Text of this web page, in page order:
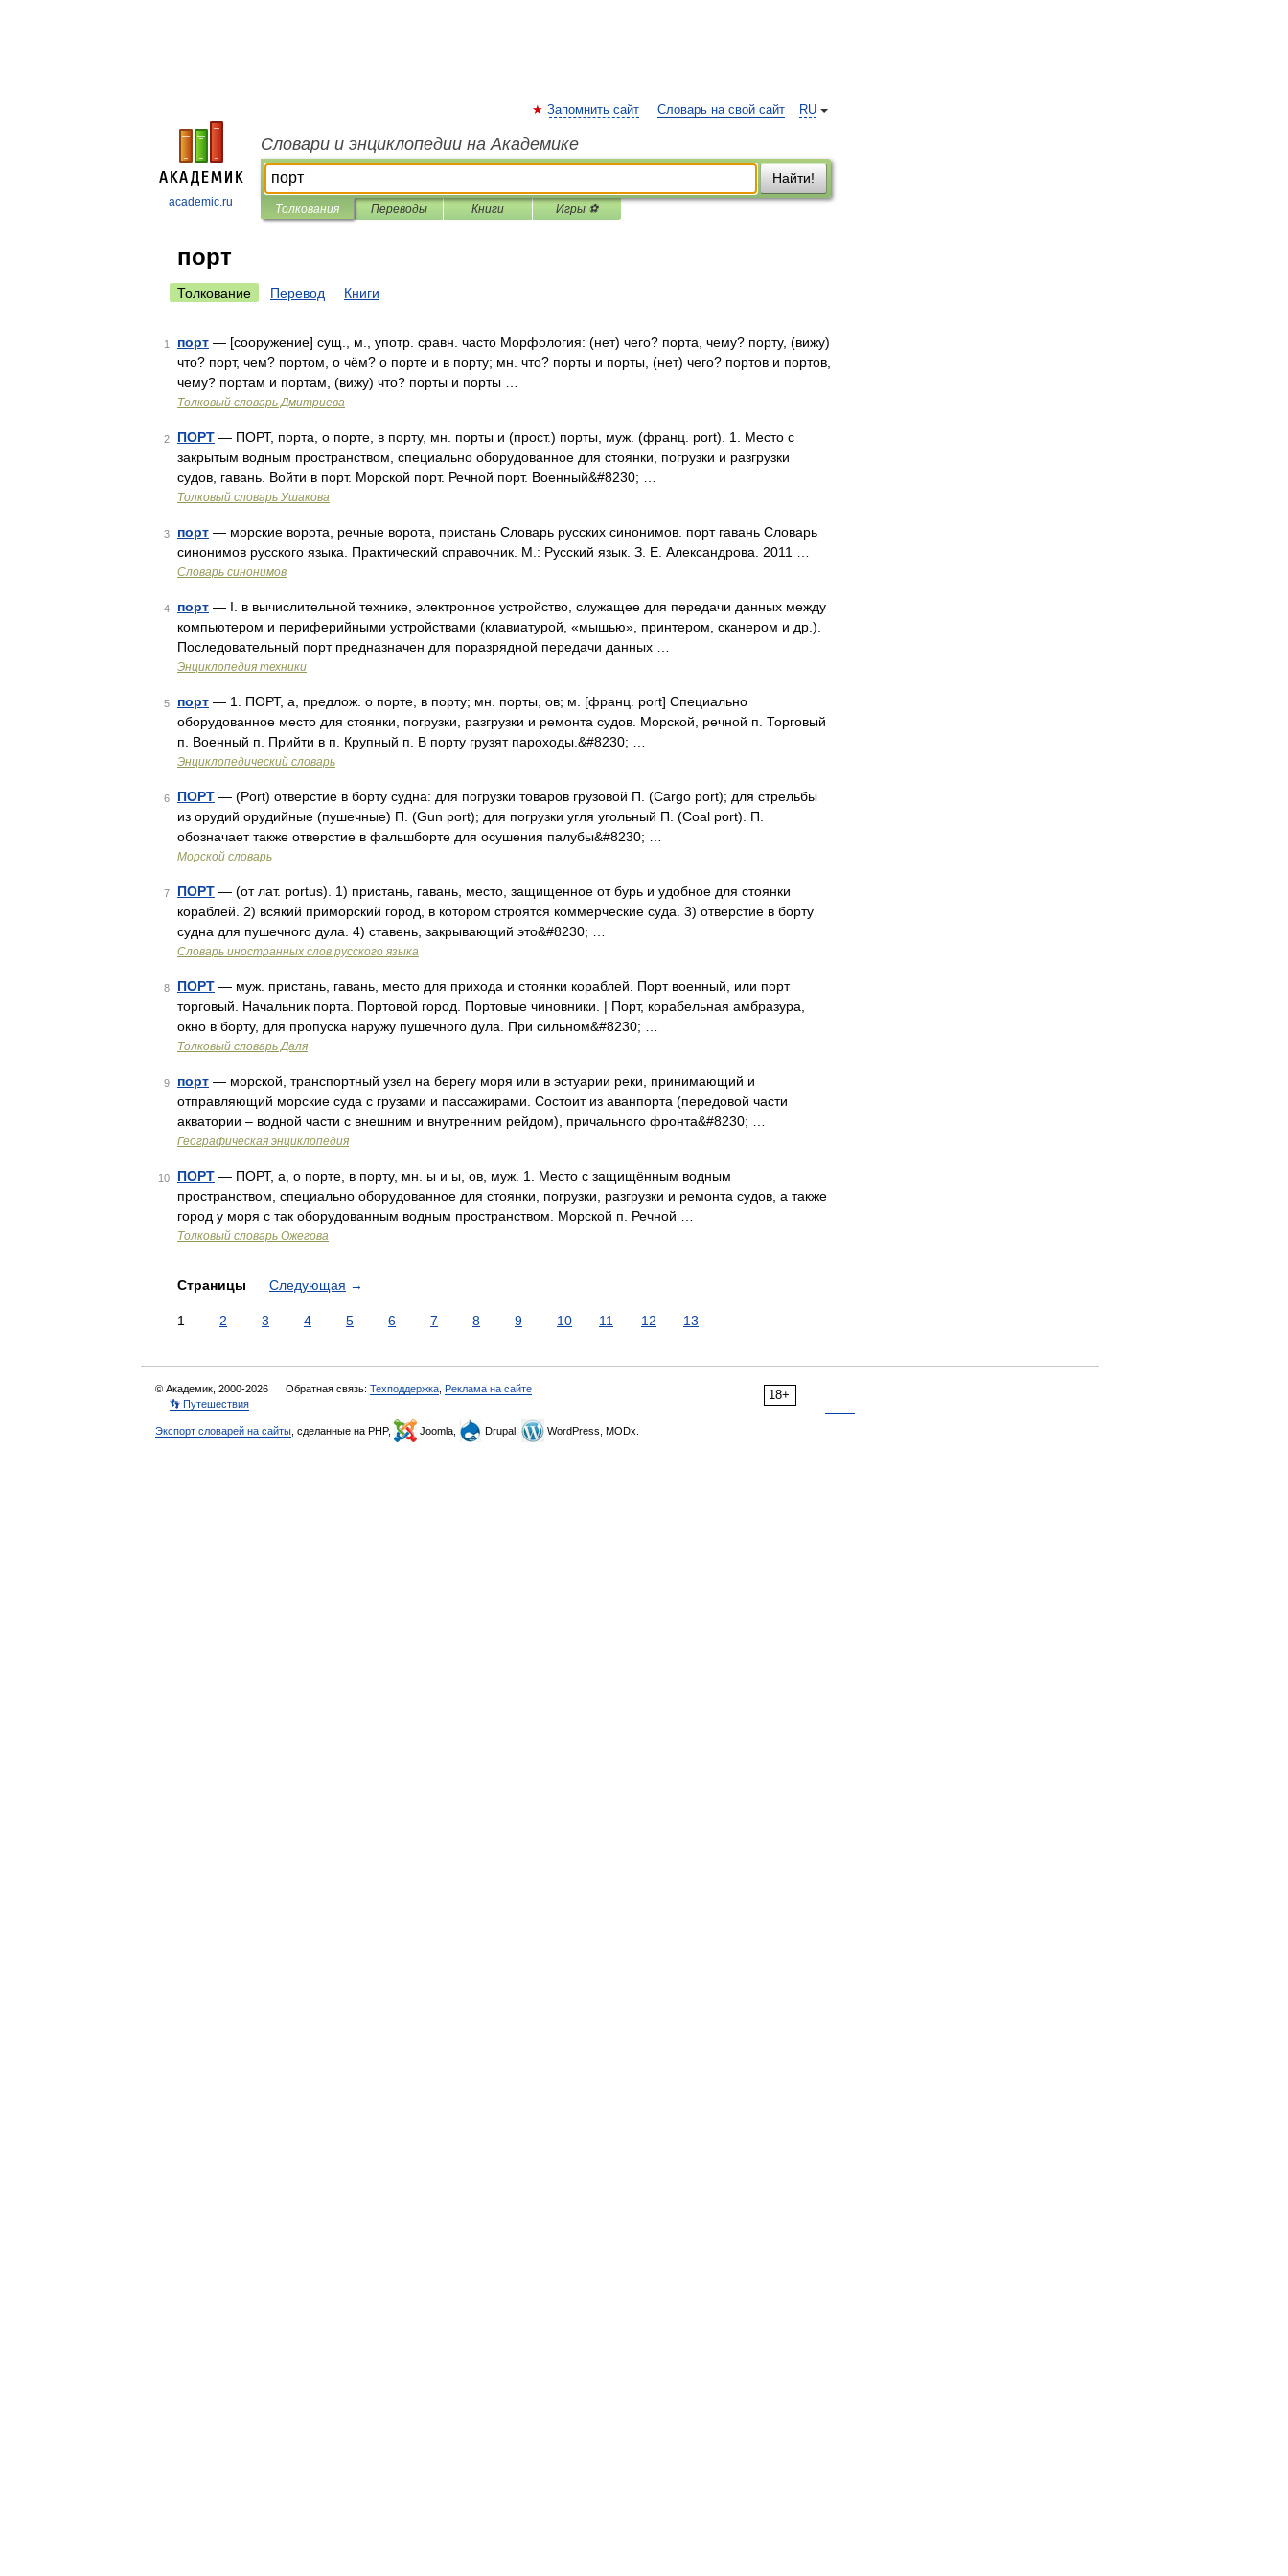
academic.ru
RU
Запомнить сайт Словарь на свой сайт
Словари и энциклопедии на Академике
Найти!
Толкования Переводы Книги Игры ⚽
порт
Толкование Перевод Книги
1 порт — [сооружение] сущ., м., употр. сравн. часто Морфология: (нет) чего? порта, чему? порту, (вижу)
что? порт, чем? портом, о чём? о порте и в порту; мн. что? порты и порты, (нет) чего? портов и портов,
чему? портам и портам, (вижу) что? порты и порты …
Толковый словарь Дмитриева
2 ПОРТ — ПОРТ, порта, о порте, в порту, мн. порты и (прост.) порты, муж. (франц. port). 1. Место с
закрытым водным пространством, специально оборудованное для стоянки, погрузки и разгрузки
судов, гавань. Войти в порт. Морской порт. Речной порт. Военный&#8230; …
Толковый словарь Ушакова
3 порт — морские ворота, речные ворота, пристань Словарь русских синонимов. порт гавань Словарь
синонимов русского языка. Практический справочник. М.: Русский язык. З. Е. Александрова. 2011 …
Словарь синонимов
4 порт — I. в вычислительной технике, электронное устройство, служащее для передачи данных между
компьютером и периферийными устройствами (клавиатурой, «мышью», принтером, сканером и др.).
Последовательный порт предназначен для поразрядной передачи данных …
Энциклопедия техники
5 порт — 1. ПОРТ, а, предлож. о порте, в порту; мн. порты, ов; м. [франц. port] Специально
оборудованное место для стоянки, погрузки, разгрузки и ремонта судов. Морской, речной п. Торговый
п. Военный п. Прийти в п. Крупный п. В порту грузят пароходы.&#8230; …
Энциклопедический словарь
6 ПОРТ — (Port) отверстие в борту судна: для погрузки товаров грузовой П. (Cargo port); для стрельбы
из орудий орудийные (пушечные) П. (Gun port); для погрузки угля угольный П. (Coal port). П.
обозначает также отверстие в фальшборте для осушения палубы&#8230; …
Морской словарь
7 ПОРТ — (от лат. portus). 1) пристань, гавань, место, защищенное от бурь и удобное для стоянки
кораблей. 2) всякий приморский город, в котором строятся коммерческие суда. 3) отверстие в борту
судна для пушечного дула. 4) ставень, закрывающий это&#8230; …
Словарь иностранных слов русского языка
8 ПОРТ — муж. пристань, гавань, место для прихода и стоянки кораблей. Порт военный, или порт
торговый. Начальник порта. Портовой город. Портовые чиновники. | Порт, корабельная амбразура,
окно в борту, для пропуска наружу пушечного дула. При сильном&#8230; …
Толковый словарь Даля
9 порт — морской, транспортный узел на берегу моря или в эстуарии реки, принимающий и
отправляющий морские суда с грузами и пассажирами. Состоит из аванпорта (передовой части
акватории – водной части с внешним и внутренним рейдом), причального фронта&#8230; …
Географическая энциклопедия
10 ПОРТ — ПОРТ, а, о порте, в порту, мн. ы и ы, ов, муж. 1. Место с защищённым водным
пространством, специально оборудованное для стоянки, погрузки, разгрузки и ремонта судов, а также
город у моря с так оборудованным водным пространством. Морской п. Речной …
Толковый словарь Ожегова
Страницы Следующая →
1 2 3 4 5 6 7 8 9 10 11 12 13
18+
© Академик, 2000-2026 Обратная связь: Техподдержка Реклама на сайте
👣 Путешествия
Экспорт словарей на сайты , сделанные на PHP, Joomla, Drupal, WordPress, MODx.